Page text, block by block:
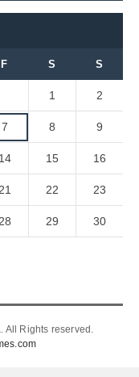
F S S
1 2
7 8 9
14 15 16
21 22 23
28 29 30
. All Rights reserved.